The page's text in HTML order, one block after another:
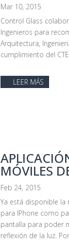
Mar 10, 2015
Control Glass
Ingenieros para
Arquitectura,
cumplimiento del
LEER MÁS
MÓVILES
Feb 24, 2015
Ya está disponible
para IPhone como
pantalla para poder
reflexión de la luz.